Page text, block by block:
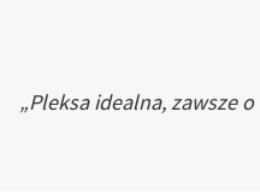
„Pleksa idealna, zawsze